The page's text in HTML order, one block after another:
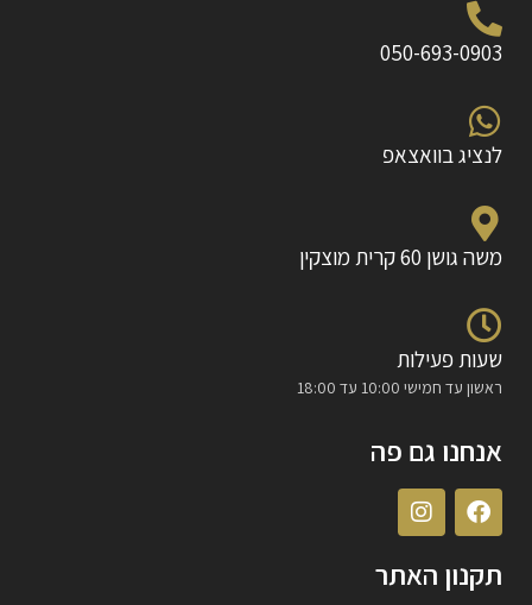
050-693-0903
לנציג בוואצאפ
משה גושן 60 קרית מוצקין
שעות פעילות
ראשון עד חמישי 10:00 עד 18:00
אנחנו גם פה
תקנון האתר